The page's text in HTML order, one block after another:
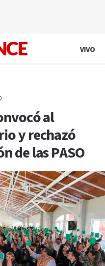
VIVO
al
y rechazó
de las PASO